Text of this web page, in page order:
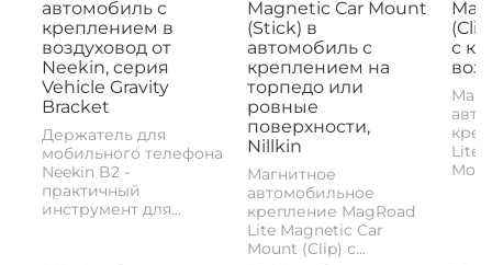
автомобиль с
креплением в
воздуховод от
Neekin, серия
Vehicle Gravity
Bracket
Держатель для
мобильного телефона
Neekin B2 -
практичный
инструмент для...
Magnetic Car Mount
(Stick) в
автомобиль с
креплением на
торпедо или
ровные
поверхности,
Nillkin
Магнитное
автомобильное
крепление MagRoad
Lite Magnetic Car
Mount (Clip) с...
с
Lite